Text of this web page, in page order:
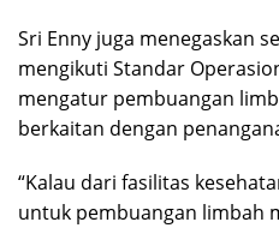
Sri Enny juga menegaskan
mengikuti Standar
mengatur pembuangan
berkaitan dengan
“Kalau dari fasilitas
untuk pembuangan limbah